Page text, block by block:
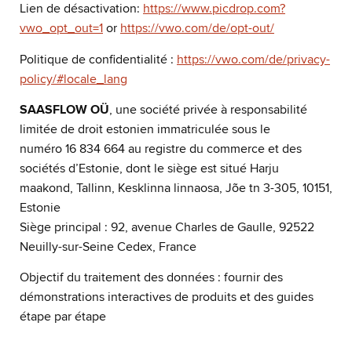
Lien de désactivation: https://www.picdrop.com?
vwo_opt_out=1 or https://vwo.com/de/opt-out/
Politique de confidentialité : https://vwo.com/de/privacy-
policy/#locale_lang
SAASFLOW OÜ, une société privée à responsabilité
limitée de droit estonien immatriculée sous le
numéro 16 834 664 au registre du commerce et des
sociétés d’Estonie, dont le siège est situé Harju
maakond, Tallinn, Kesklinna linnaosa, Jõe tn 3-305, 10151,
Estonie
Siège principal : 92, avenue Charles de Gaulle, 92522
Neuilly-sur-Seine Cedex, France
Objectif du traitement des données : fournir des
démonstrations interactives de produits et des guides
étape par étape